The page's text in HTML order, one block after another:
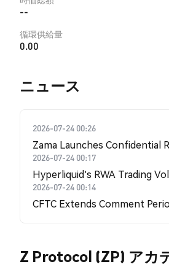
--
循環供給量
0.00
​​ニュース​​
2026-07-24 00:26
Zama Launches Confidential
2026-07-24 00:17
Hyperliquid's RWA Trading
2026-07-24 00:14
CFTC Extends Comment
Z Protocol (ZP) アカ